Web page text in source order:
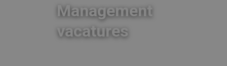
Management
vacatures